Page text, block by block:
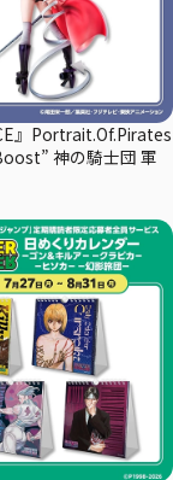
』Portrait.Of.Pirates
神の騎士団 軍